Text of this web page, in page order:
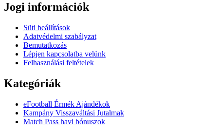
Jogi információk
Süti beállítások
Adatvédelmi szabályzat
Bemutatkozás
Lépjen kapcsolatba velünk
Felhasználási feltételek
Kategóriák
eFootball Érmék Ajándékok
Kampány Visszaváltási Jutalmak
Match Pass havi bónuszok